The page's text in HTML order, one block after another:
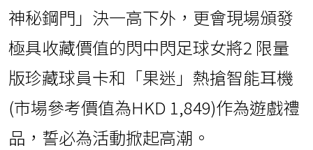
神秘鋼門」決一高下外，更會現場頒發
極具收藏價值的閃中閃足球女將2 限量
版珍藏球員卡和「果迷」熱搶智能耳機
(市場參考價值為HKD 1,849)作為遊戲禮
品，誓必為活動掀起高潮。